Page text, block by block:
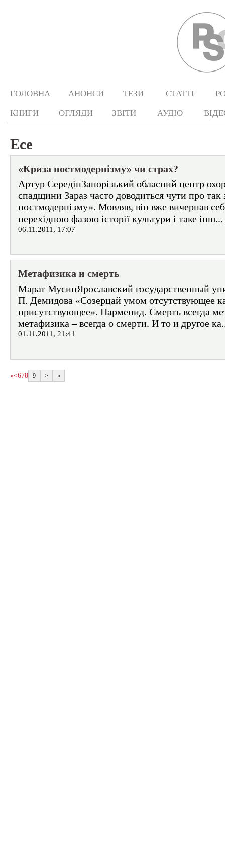
ГОЛОВНА АНОНСИ ТЕЗИ СТАТТІ
КНИГИ ОГЛЯДИ ЗВІТИ АУДІО
Есе
«Криза постмодернізму» чи страх?
Артур СередінЗапорізький обласний центр
спадщини Зараз часто доводиться чути про так
постмодернізму». Мовляв, він вже вичерпав
перехідною фазою історії культури і таке інш...
06.11.2011, 17:07
Метафизика и смерть
Марат МусинЯрославский государственный
П. Демидова «Созерцай умом отсутствующее
присутствующее». Парменид. Смерть всегда
метафизика – всегда о смерти. И то и другое
01.11.2011, 21:41
«<678 9 > »